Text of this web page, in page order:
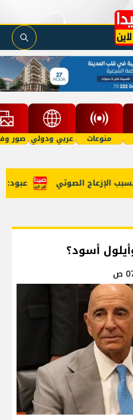
منوعات عربي ودولي صور
عبود: إنخفاض حركة الصوتي
أسود؟